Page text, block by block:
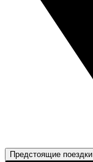
Предстоящие поездки